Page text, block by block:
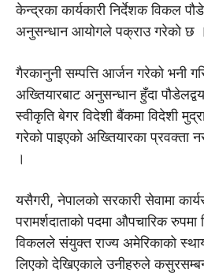
केन्द्रका कार्यकारी निर्देशक विकल
अनुसन्धान आयोगले पक्राउ गरेकाे छ ।
गैरकानुनी सम्पत्ति आर्जन गरेको भनी
अख्तियारबाट अनुसन्धान हुँदा
स्वीकृति बेगर विदेशी बैंकमा विदेशी
गरेको पाइएकाे अख्तियारका प्रवक्ता
।
यसैगरी, नेपालको सरकारी सेवामा
परामर्शदाताको पदमा औपचारिक रुपमा
विकलले संयुक्त राज्य अमेरिकाको
लिएको देखिएकाले उनीहरुले